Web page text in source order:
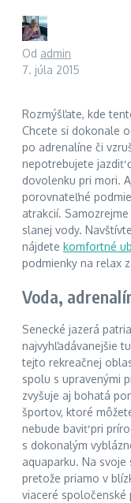
Od admin
7. júla 2015
Rozmýšľate, kde
Chcete si dokonale
po adrenalíne či
nepotrebujete jazdiť
dovolenku pri mori.
porovnateľné
atrakcií.
slanej vody.
nájdete komfortné
podmienky na relax
Voda,
Senecké jazerá
najvyhľadávanejšie
tejto rekreačnej
spolu s upravenými
zvyšuje aj bohatá
športov, ktoré
nebude baviť pri
s dokonalým
aquaparku. Na svoje
pretože priamo v
viaceré spoločenské